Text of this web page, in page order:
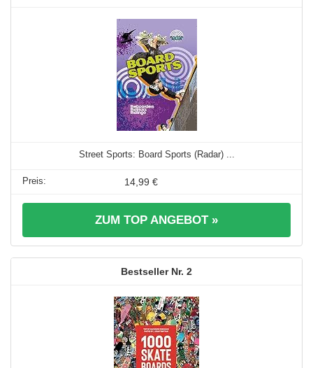
Street Sports: Board Sports (Radar) ...
14,99 €
ZUM TOP ANGEBOT »
2